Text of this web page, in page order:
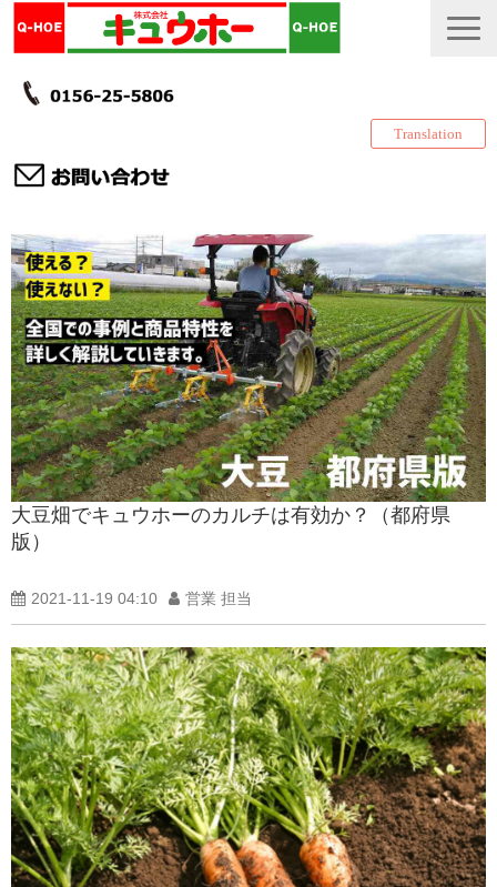
Translation
TOP
カタログ・冊子 DL
説明書
製品一覧
会社情報
採用情報
更新履歴
製品紹介ブログ
大豆畑でキュウホーのカルチは有効か？（都府県
版）
2021-11-19 04:10 営業 担当